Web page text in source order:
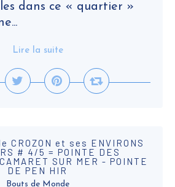
dans ce « quartier »
Lire la suite
CROZON et ses ENVIRONS
# 4/5 = POINTE DES
SUR MER - POINTE
DE PEN HIR
Bouts de Monde